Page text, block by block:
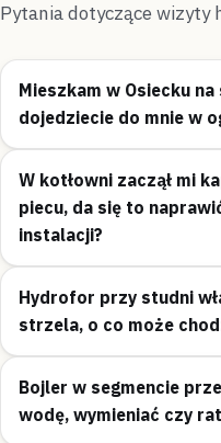
Pytania dotyczące wizyty
Mieszkam w Osiecku
dojedziecie do mnie w
W kotłowni zaczął mi
piecu, da się to
instalacji?
Hydrofor przy studni
strzela, o co może
Bojler w segmencie
wodę, wymieniać czy